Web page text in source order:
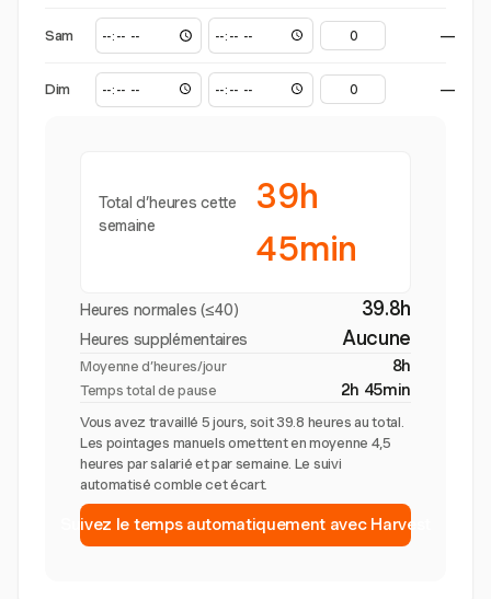
Sam —
Dim —
Total d’heures cette
semaine
39h
45min
Heures normales (≤40) 39.8h
Heures supplémentaires Aucune
Moyenne d’heures/jour 8h
Temps total de pause 2h 45min
Vous avez travaillé 5 jours, soit 39.8 heures au total.
Les pointages manuels omettent en moyenne 4,5
heures par salarié et par semaine. Le suivi
automatisé comble cet écart.
Suivez le temps automatiquement avec Harvest